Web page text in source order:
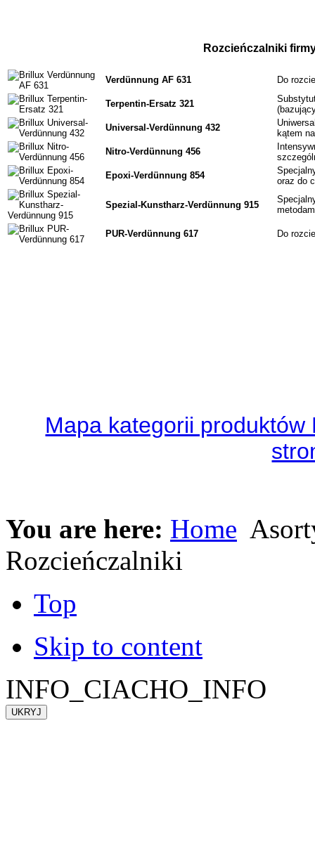
Rozcieńczalniki
Verdünnung AF 631 Do
Terpentin-Ersatz 321
Universal-Verdünnung 432
kątem
Nitro-Verdünnung 456
Epoxi-Verdünnung 854
oraz do
Spezial-Kunstharz-Verdünnung 915
PUR-Verdünnung 617 Do
Mapa kategorii
You are here: Home
Rozcieńczalniki
Top
Skip to content
INFO_CIACHO_INFO